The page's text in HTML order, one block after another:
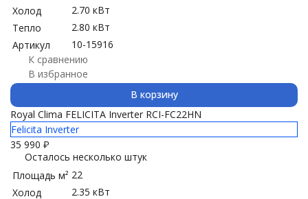
Холод
2.70 кВт
Тепло
2.80 кВт
Артикул
10-15916
К сравнению
В избранное
В корзину
Royal Clima FELICITA Inverter RCI-FC22HN
Felicita Inverter
35 990 ₽
Осталось несколько штук
Площадь м² 22
Холод
2.35 кВт